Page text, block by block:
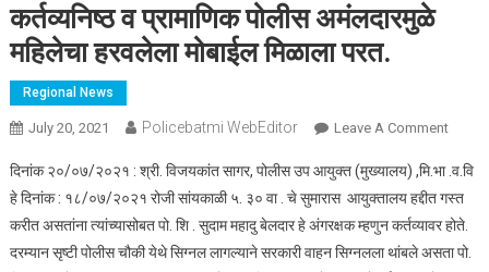
कर्तव्यनिष्ठ व प्रामाणिक पोलीस अमंलदारमुळे
महिलेचा हरवलेला मोबाईल मिळाला परत.
Regional News
July 20, 2021 Policebatmi WebEditor Leave A CommentOn
पोलीस
महिलेचा
दिनांक २०/०७/२०२१ : श्री. विजयकांत सागर, पोलीस उप आयुक्त (मुख्यालय) ,मि.भा .व.वि
हे दिनांक : १८/०७/२०२१ रोजी सांयकाळी ५. ३० वा . चे सुमारास आयुक्तालय हद्दीत गस्त
करीत असतांना त्यांच्यासोबत पो. शि . सुदाम महादु बेलदार हे अंगरक्षक म्हणुन कर्तव्यावर होते.
दरम्यान सृष्टी पोलीस चौकी येथे सिग्नल लागल्याने सरकारी वाहन सिग्नलला थांबले असता पो.